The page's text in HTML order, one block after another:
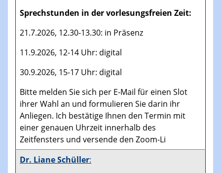
Sprechstunden in der vorlesungsfreien Zeit:
21.7.2026, 12.30-13.30: in Präsenz
11.9.2026, 12-14 Uhr: digital
30.9.2026, 15-17 Uhr: digital
Bitte melden Sie sich per E-Mail für einen Slot
ihrer Wahl an und formulieren Sie darin ihr
Anliegen. Ich bestätige Ihnen den Termin mit
einer genauen Uhrzeit innerhalb des
Zeitfensters und versende den Zoom-Li
Dr. Liane Schüller: